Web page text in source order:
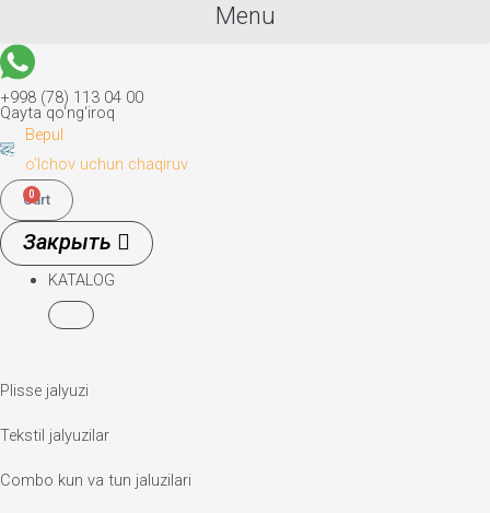
Menu
+998 (78) 113 04 00
Qayta qo‘ng‘iroq
Bepul
o‘lchov uchun chaqiruv
0
Cart
KATALOG
Plisse jalyuzi
Tekstil jalyuzilar
Combo kun va tun jaluzilari